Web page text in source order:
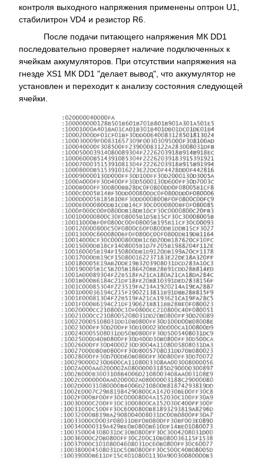
контроля выходного напряжения применены оптрон U1,
стабилитрон VD4 и резистор R6.
После подачи питающего напряжения МК DD1
последовательно проверяет наличие подключенных к
ячейкам аккумуляторов. При отсутствии напряжения на
гнезде XS1 МК DD1 "делает вывод", что аккумулятор не
установлен и переходит к анализу состояния следующей
ячейки.